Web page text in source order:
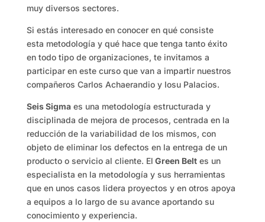
muy diversos sectores.
Si estás interesado en conocer en qué consiste
esta metodología y qué hace que tenga tanto éxito
en todo tipo de organizaciones, te invitamos a
participar en este curso que van a impartir nuestros
compañeros Carlos Achaerandio y Iosu Palacios.
Seis Sigmaes una metodología estructurada y
disciplinada de mejora de procesos, centrada en la
reducción de la variabilidad de los mismos, con
objeto de eliminar los defectos en la entrega de un
producto o servicio al cliente. El Green Beltes un
especialista en la metodología y sus herramientas
que en unos casos lidera proyectos y en otros apoya
a equipos a lo largo de su avance aportando su
conocimiento y experiencia.